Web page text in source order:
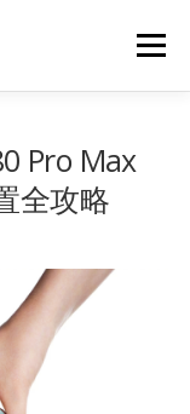
Menu
Pro Max
全攻略